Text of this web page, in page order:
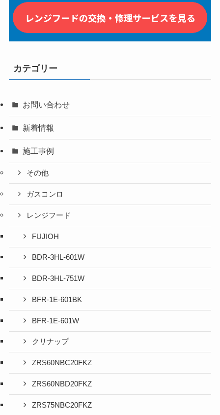
カテゴリー
お問い合わせ
新着情報
施工事例
その他
ガスコンロ
レンジフード
FUJIOH
BDR-3HL-601W
BDR-3HL-751W
BFR-1E-601BK
BFR-1E-601W
クリナップ
ZRS60NBC20FKZ
ZRS60NBD20FKZ
ZRS75NBC20FKZ